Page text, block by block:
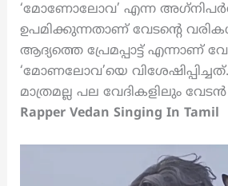
‘മോണോലോവ’ എന്ന
ഉപമിക്കുന്നതാണ് വേടന്റെ
ആദ്യത്തെ പ്രേമപ്പാട്ട് എന്നാണ്
‘മോണലോവ’യെ
മാത്രമല്ല പല വേദികളിലും വേടന്‍
Rapper Vedan Singing In Tamil